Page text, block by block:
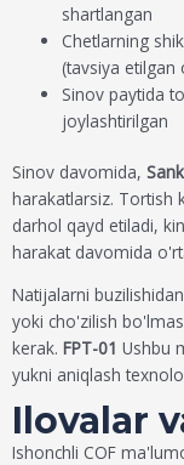
shartlangan
Chetlarning
(tavsiya
Sinov paytida
joylashtirilgan
Sinov davomida,
harakatlarsiz. Tortish
darhol qayd etiladi,
harakat davomida
Natijalarni
yoki cho'zilish
kerak. FPT-01 Ushbu
yukni aniqlash
Ilovalar
Ishonchli COF